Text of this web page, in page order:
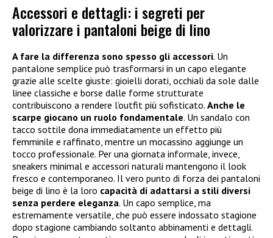
Accessori e dettagli: i segreti per
valorizzare i pantaloni beige di lino
A fare la differenza sono spesso gli accessori. Un
pantalone semplice può trasformarsi in un capo elegante
grazie alle scelte giuste: gioielli dorati, occhiali da sole dalle
linee classiche e borse dalle forme strutturate
contribuiscono a rendere l’outfit più sofisticato. Anche le
scarpe giocano un ruolo fondamentale. Un sandalo con
tacco sottile dona immediatamente un effetto più
femminile e raffinato, mentre un mocassino aggiunge un
tocco professionale. Per una giornata informale, invece,
sneakers minimal e accessori naturali mantengono il look
fresco e contemporaneo. Il vero punto di forza dei pantaloni
beige di lino è la loro capacità di adattarsi a stili diversi
senza perdere eleganza. Un capo semplice, ma
estremamente versatile, che può essere indossato stagione
dopo stagione cambiando soltanto abbinamenti e dettagli.